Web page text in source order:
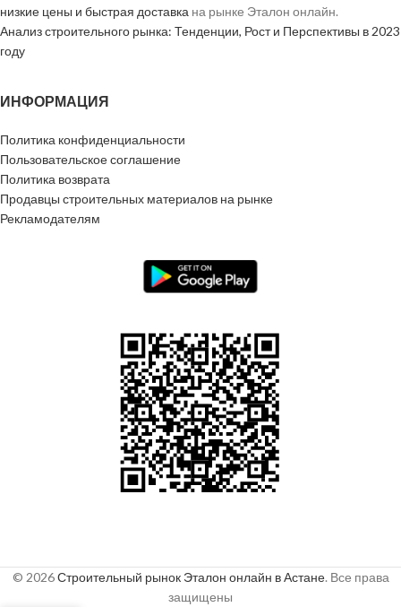
низкие цены и быстрая доставка на рынке Эталон онлайн.
Анализ строительного рынка: Тенденции, Рост и Перспективы в 2023
году
ИНФОРМАЦИЯ
Политика конфиденциальности
Пользовательское соглашение
Политика возврата
Продавцы строительных материалов на рынке
Рекламодателям
© 2026Строительный рынок Эталон онлайн в Астане. Все права
защищены